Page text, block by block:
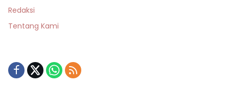
Redaksi
Tentang Kami